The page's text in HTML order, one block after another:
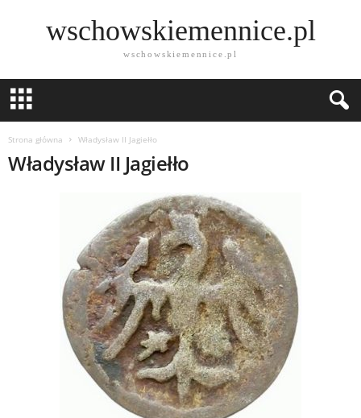
wschowskiemennice.pl
wschowskiemennice.pl
Strona główna Władysław II Jagiełło
Władysław II Jagiełło